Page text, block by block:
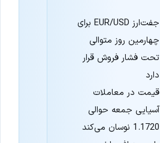
جفت‌ارز EUR/USD برای
چهارمین روز متوالی
تحت فشار فروش قرار
دارد
قیمت در معاملات
آسیایی جمعه حوالی
1.1720 نوسان می‌کند